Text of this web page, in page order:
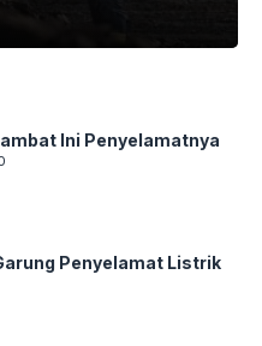
Ini Penyelamatnya
Penyelamat Listrik